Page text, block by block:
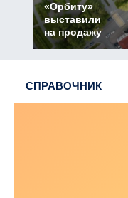
«Орбиту»
выставили
на продажу
СПРАВОЧНИК